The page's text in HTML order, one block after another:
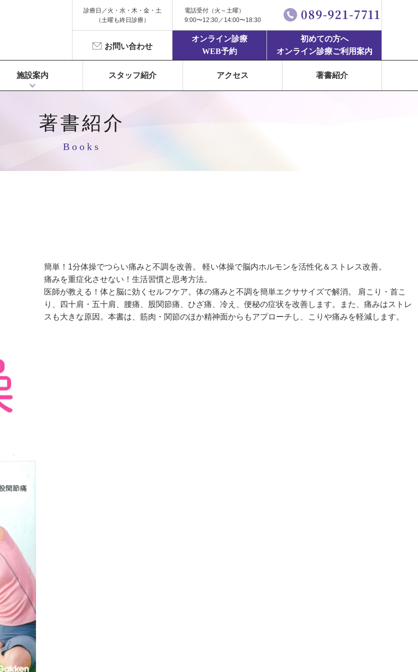
診療日／火・水・木・金・土
（土曜も終日診療）
電話受付（火～土曜）
9:00〜12:30／14:00〜18:30
お問い合わせ
オンライン診療
WEB予約
初めての方へ
オンライン診療ご利用案内
施設案内 スタッフ紹介 アクセス 著書紹介
著書紹介
Books
簡単！1分体操でつらい痛みと不調を改善。 軽い体操で脳内ホルモンを活性化＆ストレス改善。
痛みを重症化させない！生活習慣と思考方法。
医師が教える！体と脳に効くセルフケア。体の痛みと不調を簡単エクササイズで解消。 肩こり・首こ
り、四十肩・五十肩、腰痛、股関節痛、ひざ痛、冷え、便秘の症状を改善します。また、痛みはストレ
スも大きな原因。本書は、筋肉・関節のほか精神面からもアプローチし、こりや痛みを軽減します。